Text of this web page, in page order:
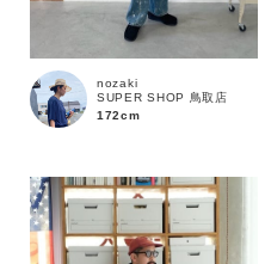
nozaki
SUPER SHOP 鳥取店
172cm